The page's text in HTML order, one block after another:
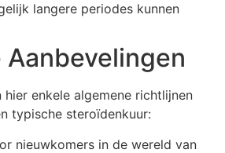
langere periodes kunnen
enkele algemene richtlijnen
typische steroïdenkuur:
nieuwkomers in de wereld van